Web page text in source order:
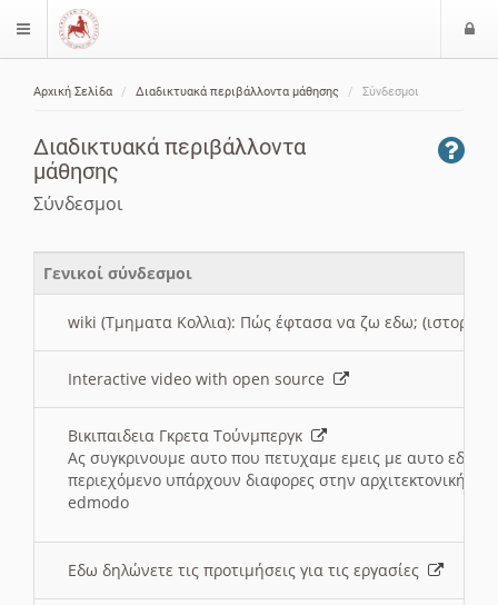
$langMenu
Αρχική Σελίδα Διαδικτυακά περιβάλλοντα μάθησης Σύνδεσμοι
Διαδικτυακά περιβάλλοντα
μάθησης
Σύνδεσμοι
Γενικοί σύνδεσμοι
wiki (Τμηματα Κολλια): Πώς έφτασα να ζω εδω; (ιστορια)
Interactive video with open source
Βικιπαιδεια Γκρετα Τούνμπεργκ
Ας συγκρινουμε αυτο που πετυχαμε εμεις με αυτο εδω
περιεχόμενο υπάρχουν διαφορες στην αρχιτεκτονική
edmodo
Εδω δηλώνετε τις προτιμήσεις για τις εργασίες